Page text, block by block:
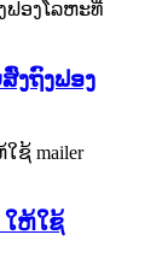
ງຖົງຟອງ
ໃຫ້ໃຊ້